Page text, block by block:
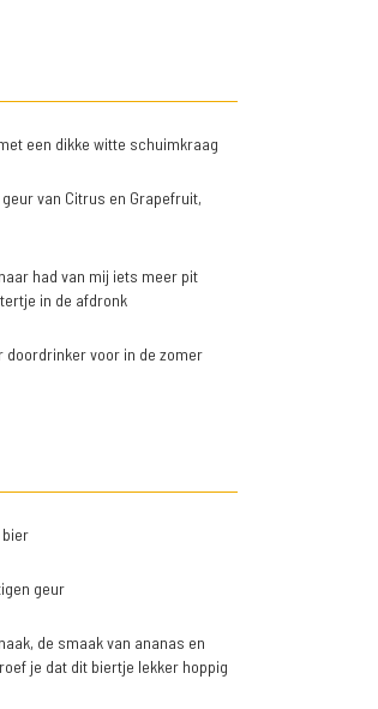
een dikke witte schuimkraag
van Citrus en Grapefruit,
had van mij iets meer pit
in de afdronk
doordrinker voor in de zomer
geur
de smaak van ananas en
je dat dit biertje lekker hoppig